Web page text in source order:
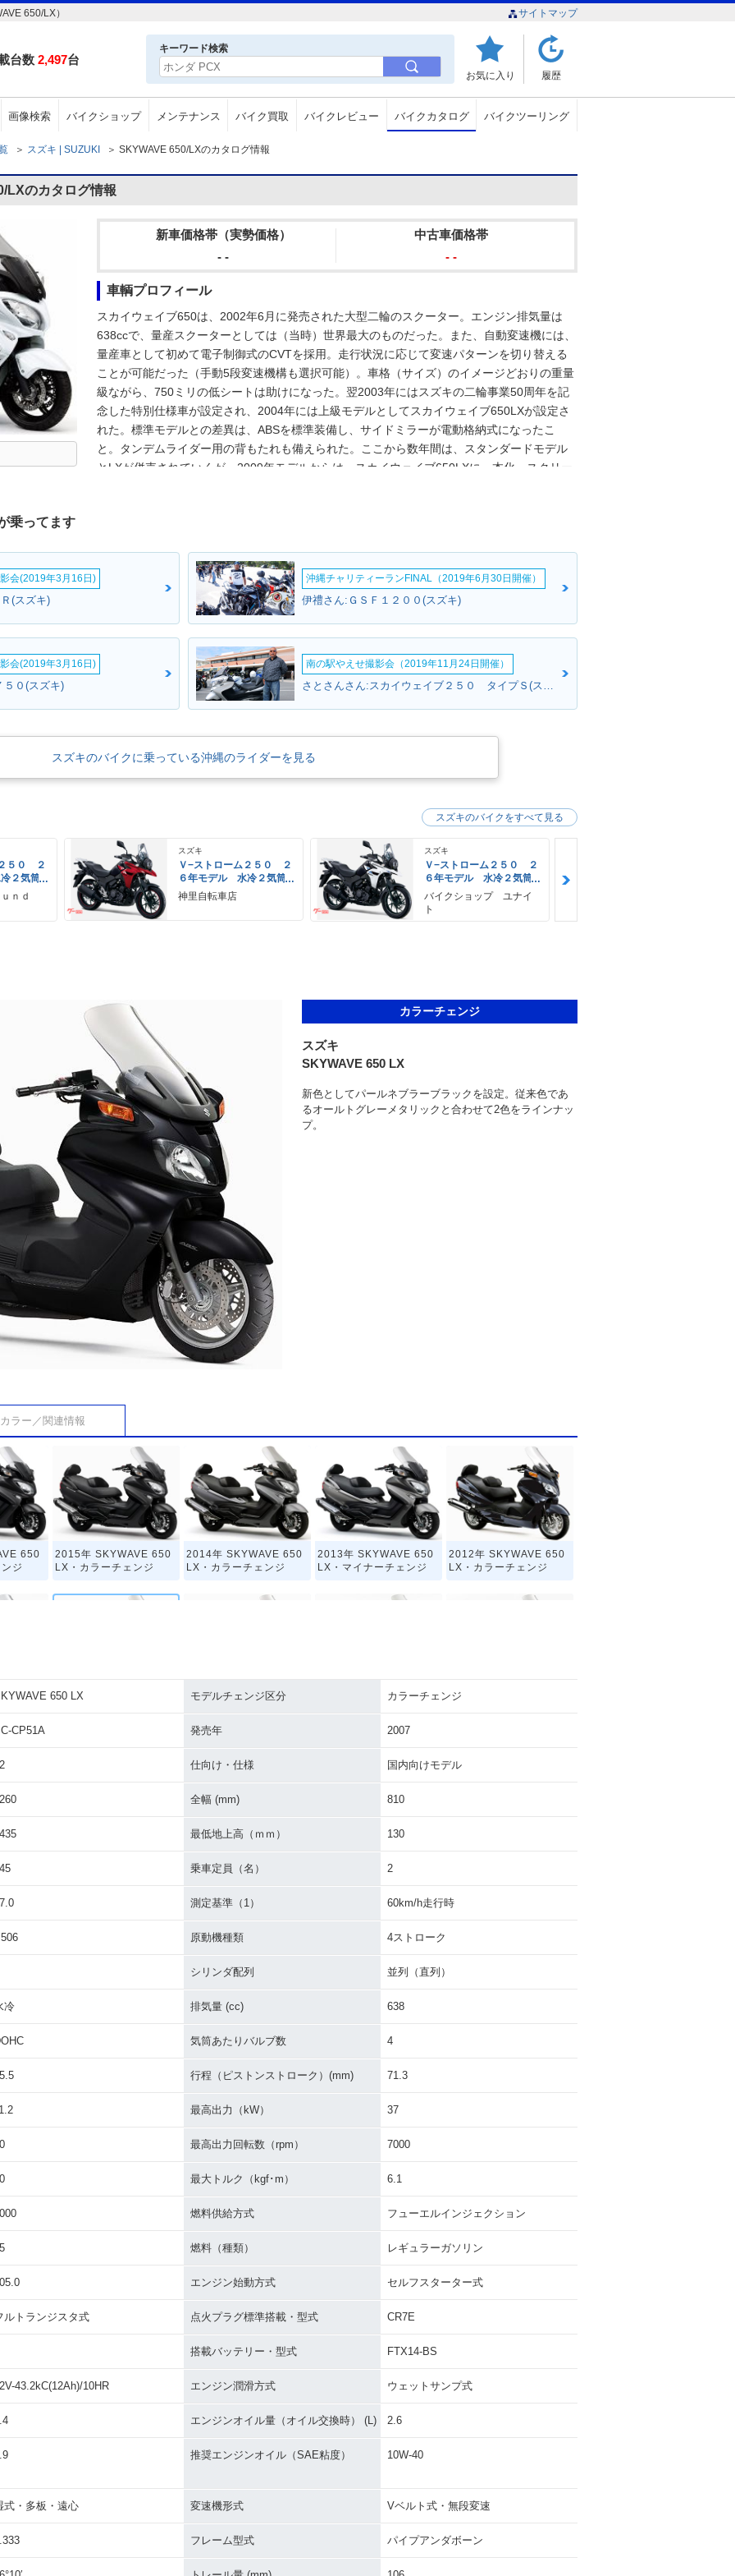
650/LX） サイトマップ
台数 2,497台
キーワード検索
お気に入り 履歴
画像検索 バイクショップ メンテナンス バイク買取 バイクレビュー バイクカタログ バイクツーリング
＞ スズキ | SUZUKI ＞ SKYWAVE 650/LXのカタログ情報
LXのカタログ情報
新車価格帯（実勢価格）
- -
中古車価格帯
- -
車輌プロフィール
スカイウェイブ650は、2002年6月に発売された大型二輪のスクーター。エンジン排気量は
638ccで、量産スクーターとしては（当時）世界最大のものだった。また、自動変速機には、
量産車として初めて電子制御式のCVTを採用。走行状況に応じて変速パターンを切り替える
ことが可能だった（手動5段変速機構も選択可能）。車格（サイズ）のイメージどおりの重量
級ながら、750ミリの低シートは助けになった。翌2003年にはスズキの二輪事業50周年を記
念した特別仕様車が設定され、2004年には上級モデルとしてスカイウェイブ650LXが設定さ
れた。標準モデルとの差異は、ABSを標準装備し、サイドミラーが電動格納式になったこ
と。タンデムライダー用の背もたれも備えられた。ここから数年間は、スタンダードモデル
とLXが併売されていくが、2009年モデルからは、スカイウェイブ650LXに一本化。スクリー
されるようになったが、その後も「スカイウェイブ」として販売された（2018年 生産終
乗ってます
会(2019年3月16日)
(スズキ)
沖縄チャリティーランFINAL（2019年6月30日開催）
伊禮さん:ＧＳＦ１２００(スズキ)
会(2019年3月16日)
５０(スズキ)
南の駅やえせ撮影会（2019年11月24日開催）
さとさんさん:スカイウェイブ２５０ タイプＳ(スズキ)
スズキのバイクに乗っている沖縄のライダーを見る
５０ ２
２気筒
ヘッド
ｎｄ
スズキ
Ｖ−ストローム２５０ ２
６年モデル 水冷２気筒
エンジン ＬＥＤヘッド
ライト標準装備
神里自転車店
スズキ
Ｖ−ストローム２５０ ２
６年モデル 水冷２気筒
エンジン ＬＥＤヘッド
ライト標準装備
バイクショップ ユナイ
ト
スズキのバイクをすべて見る
カラーチェンジ
スズキ
SKYWAVE 650 LX
新色としてパールネブラーブラックを設定。従来色であ
るオールトグレーメタリックと合わせて2色をラインナッ
プ。
カラー／関連情報
650
ジ
2015年 SKYWAVE 650
LX・カラーチェンジ
2014年 SKYWAVE 650
LX・カラーチェンジ
2013年 SKYWAVE 650
LX・マイナーチェンジ
2012年 SKYWAVE 650
LX・カラーチェンジ
650
2008年 SKYWAVE 650
2008年 SKYWAVE 65
2007年 SKYWAVE 650
2007年 SKYWAVE 65
0・マイナーチェンジ
Limited・追加
650
別・限
BURGMAN650
650 LX モデルチェンジ区分 カラーチェンジ
CP51A 発売年 2007
仕向け・仕様 国内向けモデル
全幅 (mm) 810
最低地上高（ｍｍ） 130
乗車定員（名） 2
測定基準（1） 60km/h走行時
原動機種類 4ストローク
シリンダ配列 並列（直列）
冷 排気量 (cc) 638
気筒あたりバルブ数 4
行程（ピストンストローク）(mm) 71.3
最高出力（kW） 37
最高出力回転数（rpm） 7000
最大トルク（kgf･m） 6.1
燃料供給方式 フューエルインジェクション
燃料（種類） レギュラーガソリン
エンジン始動方式 セルフスターター式
ルトランジスタ式 点火プラグ標準搭載・型式 CR7E
搭載バッテリー・型式 FTX14-BS
43.2kC(12Ah)/10HR エンジン潤滑方式 ウェットサンプ式
エンジンオイル量（オイル交換時） (L) 2.6
推奨エンジンオイル（SAE粘度） 10W-40
式・多板・遠心 変速機形式 Vベルト式・無段変速
フレーム型式 パイプアンダボーン